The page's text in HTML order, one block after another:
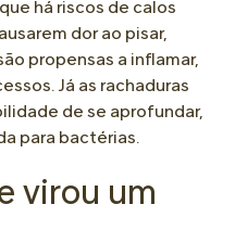
há riscos de calos
dor ao pisar,
propensas a inflamar,
Já as rachaduras
de se aprofundar,
para bactérias.
virou um